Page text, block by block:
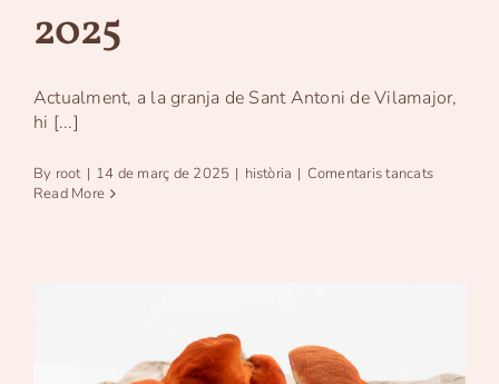
GRUP TEB
CAT
2025
Actualment, a la granja de Sant Antoni de Vilamajor,
hi [...]
By root | 14 de març de 2025 | història | Comentaris tancatsa
Read More